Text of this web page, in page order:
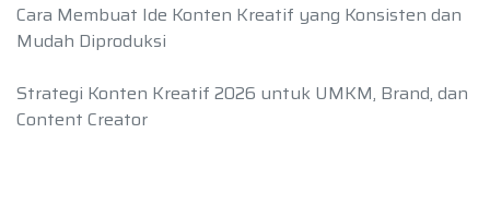
Cara Membuat Ide Konten Kreatif yang Konsisten dan
Mudah Diproduksi
Strategi Konten Kreatif 2026 untuk UMKM, Brand, dan
Content Creator